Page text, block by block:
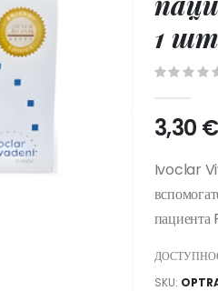
1 шт
3,30 €
Ivoclar
пациента
SKU